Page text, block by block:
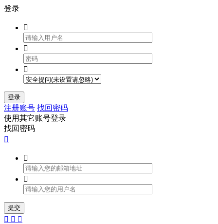
登录



登录
注册账号 找回密码
使用其它账号登录
找回密码



提交
  